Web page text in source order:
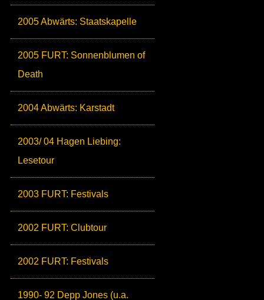
2005 Abwärts: Staatskapelle
2005 FURT: Sonnenblumen of
Death
2004 Abwärts: Karstadt
2003/ 04 Hagen Liebing:
Lesetour
2003 FURT: Festivals
2002 FURT: Clubtour
2002 FURT: Festivals
1990- 92 Depp Jones (u.a.